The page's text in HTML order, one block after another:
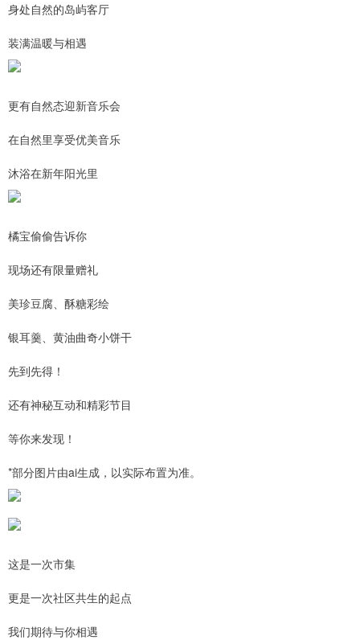
身处自然的岛屿客厅
装满温暖与相遇
更有自然态迎新音乐会
在自然里享受优美音乐
沐浴在新年阳光里
橘宝偷偷告诉你
现场还有限量赠礼
美珍豆腐、酥糖彩绘
银耳羹、黄油曲奇小饼干
先到先得！
还有神秘互动和精彩节目
等你来发现！
*部分图片由ai生成，以实际布置为准。
这是一次市集
更是一次社区共生的起点
我们期待与你相遇